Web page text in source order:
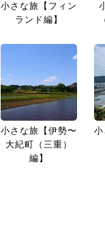
小さな旅【フィン
ランド編】
小さな旅【伊勢〜
大紀町（三重）
編】